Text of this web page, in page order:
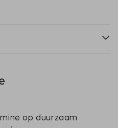
op duurzaam